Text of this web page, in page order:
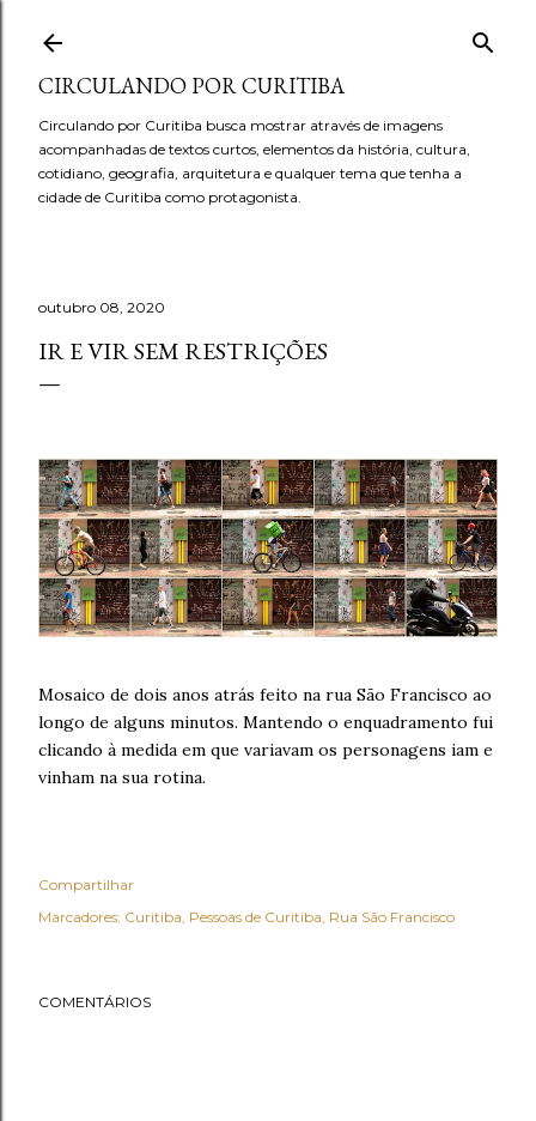
CIRCULANDO POR CURITIBA
Circulando por Curitiba busca mostrar através de imagens
acompanhadas de textos curtos, elementos da história, cultura,
cotidiano, geografia, arquitetura e qualquer tema que tenha a
cidade de Curitiba como protagonista.
outubro 08, 2020
IR E VIR SEM RESTRIÇÕES
Mosaico de dois anos atrás feito na rua São Francisco ao
longo de alguns minutos. Mantendo o enquadramento fui
clicando à medida em que variavam os personagens iam e
vinham na sua rotina.
Compartilhar
Marcadores: Curitiba Pessoas de Curitiba Rua São Francisco
COMENTÁRIOS